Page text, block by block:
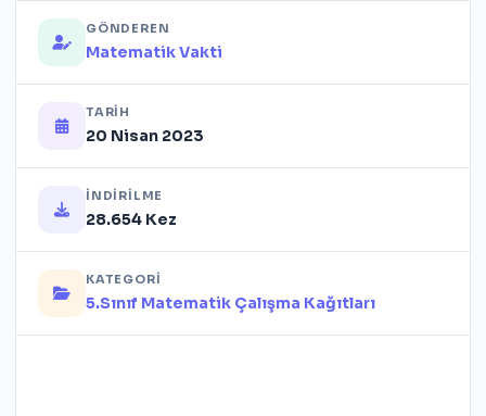
GÖNDEREN
Matematik Vakti
TARIH
20 Nisan 2023
İNDIRILME
28.654 Kez
KATEGORI
5.Sınıf Matematik Çalışma Kağıtları